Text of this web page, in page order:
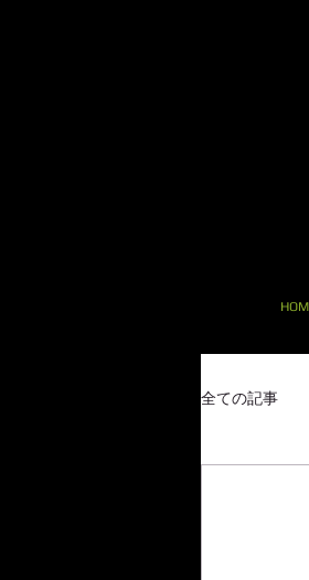
全ての記事